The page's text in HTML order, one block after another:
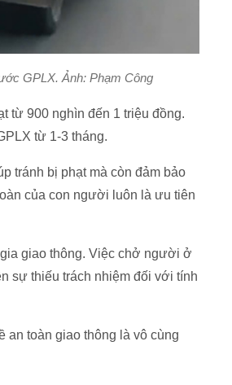
GPLX. Ảnh: Phạm Công
từ 900 nghìn đến 1 triệu đồng.
từ 1-3 tháng.
tránh bị phạt mà còn đảm bảo
của con người luôn là ưu tiên
giao thông. Việc chở người ở
sự thiếu trách nhiệm đối với tính
an toàn giao thông là vô cùng